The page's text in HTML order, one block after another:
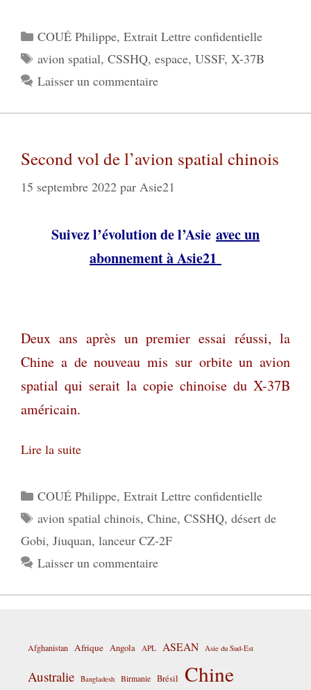
Catégories
COUÉ Philippe, Extrait Lettre confidentielle
Étiquettes
avion spatial, CSSHQ, espace, USSF, X-37B
Laisser un commentaire
Second vol de l’avion spatial chinois
15 septembre 2022 par Asie21
Suivez l’évolution de l’Asie avec un
abonnement à Asie21
Deux ans après un premier essai réussi, la
Chine a de nouveau mis sur orbite un avion
spatial qui serait la copie chinoise du X-37B
américain.
Lire la suite
Catégories
COUÉ Philippe, Extrait Lettre confidentielle
Étiquettes
avion spatial chinois, Chine, CSSHQ, désert de
Gobi, Jiuquan, lanceur CZ-2F
Laisser un commentaire
Afghanistan Afrique Angola APL ASEAN Asie du Sud-Est
Australie Bangladesh Birmanie Brésil Chine